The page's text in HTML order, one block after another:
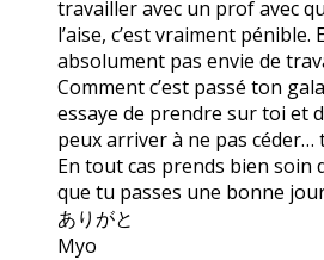
travailler avec un prof avec
l’aise, c’est vraiment pénible.
absolument pas envie de
Comment c’est passé ton
essaye de prendre sur toi et
peux arriver à ne pas céder…
En tout cas prends bien soin
que tu passes une bonne
ありがと
Myo